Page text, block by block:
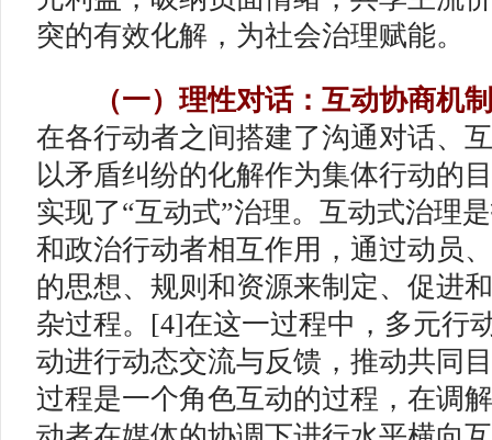
突的有效化解，为社会治理赋能。
（一）理性对话：互动协商机
在各行动者之间搭建了沟通对话、
以矛盾纠纷的化解作为集体行动的
实现了“互动式”治理。互动式治理
和政治行动者相互作用，通过动员
的思想、规则和资源来制定、促进
杂过程。[4]在这一过程中，多元行
动进行动态交流与反馈，推动共同
过程是一个角色互动的过程，在调